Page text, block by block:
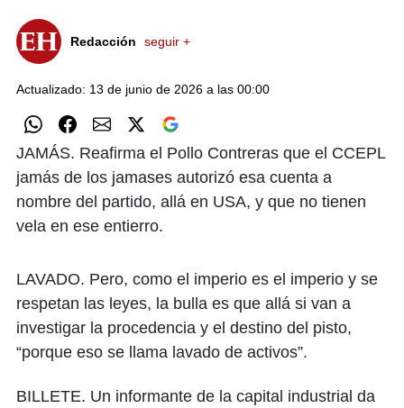
Redacción seguir +
Actualizado: 13 de junio de 2026 a las 00:00
JAMÁS. Reafirma el Pollo Contreras que el CCEPL
jamás de los jamases autorizó esa cuenta a
nombre del partido, allá en USA, y que no tienen
vela en ese entierro.
LAVADO. Pero, como el imperio es el imperio y se
respetan las leyes, la bulla es que allá si van a
investigar la procedencia y el destino del pisto,
“porque eso se llama lavado de activos”.
BILLETE. Un informante de la capital industrial da